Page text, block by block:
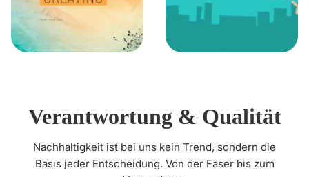
Verantwortung & Qualität
Nachhaltigkeit ist bei uns kein Trend, sondern die
Basis jeder Entscheidung. Von der Faser bis zum